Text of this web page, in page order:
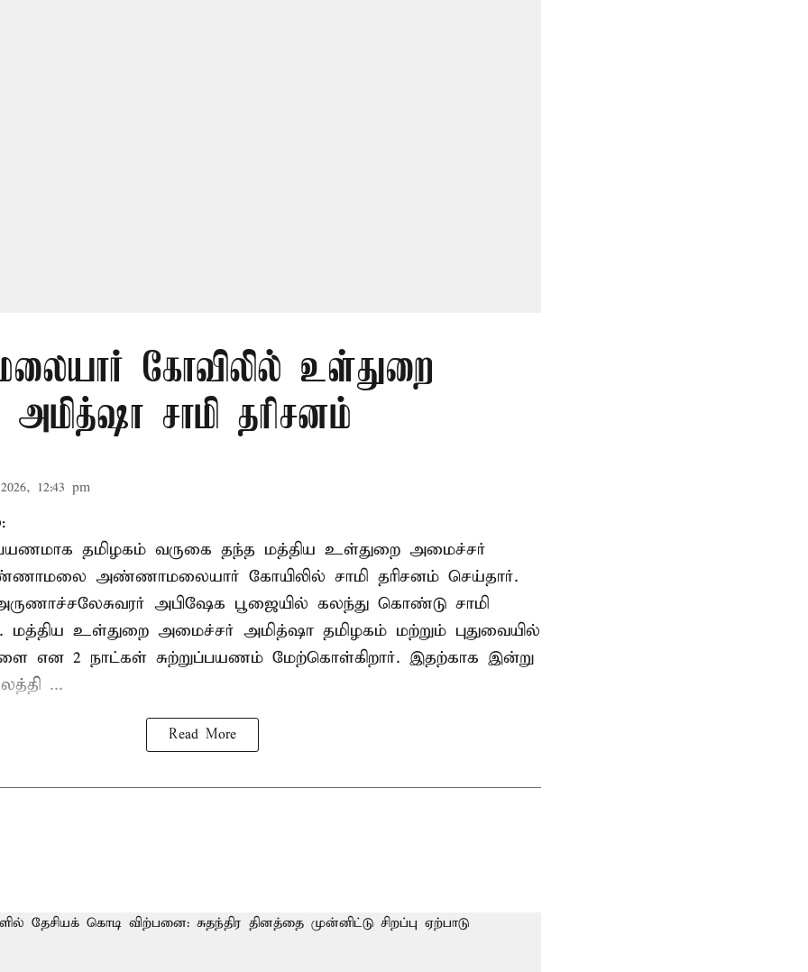
கோவிலில் உள்துறை
சாமி தரிசனம்
12:43 pm
தமிழகம் வருகை தந்த மத்திய உள்துறை அமைச்சர்
அண்ணாமலையார் கோயிலில் சாமி தரிசனம் செய்தார்.
அபிஷேக பூஜையில் கலந்து கொண்டு சாமி
மத்திய உள்துறை அமைச்சர் அமித்ஷா தமிழகம் மற்றும் புதுவையில்
என 2 நாட்கள் சுற்றுப்பயணம் மேற்கொள்கிறார். இதற்காக இன்று
...
Read More